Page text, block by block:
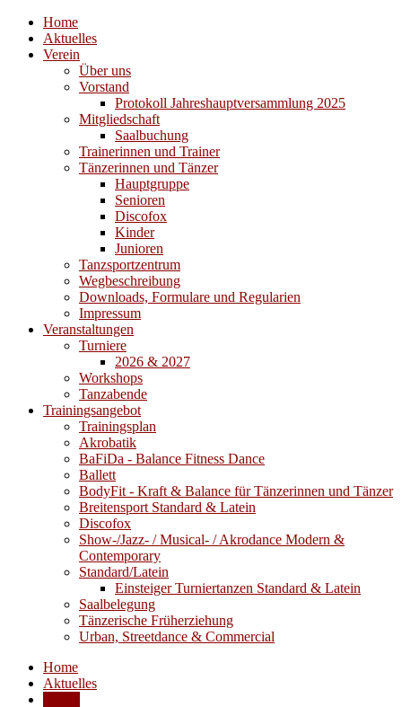
Home
Aktuelles
Verein
Über uns
Vorstand
Protokoll Jahreshauptversammlung 2025
Mitgliedschaft
Saalbuchung
Trainerinnen und Trainer
Tänzerinnen und Tänzer
Hauptgruppe
Senioren
Discofox
Kinder
Junioren
Tanzsportzentrum
Wegbeschreibung
Downloads, Formulare und Regularien
Impressum
Veranstaltungen
Turniere
2026 & 2027
Workshops
Tanzabende
Trainingsangebot
Trainingsplan
Akrobatik
BaFiDa - Balance Fitness Dance
Ballett
BodyFit - Kraft & Balance für Tänzerinnen und Tänzer
Breitensport Standard & Latein
Discofox
Show-/Jazz- / Musical- / Akrodance Modern &
Contemporary
Standard/Latein
Einsteiger Turniertanzen Standard & Latein
Saalbelegung
Tänzerische Früherziehung
Urban, Streetdance & Commercial
Home
Aktuelles